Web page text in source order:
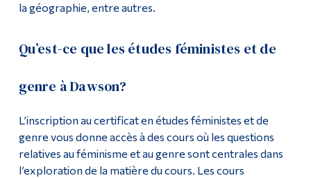
la géographie, entre autres.
Qu’est-ce que les études féministes et de
genre à Dawson?
L’inscription au certificat en études féministes et de
genre vous donne accès à des cours où les questions
relatives au féminisme et au genre sont centrales dans
l’exploration de la matière du cours. Les cours